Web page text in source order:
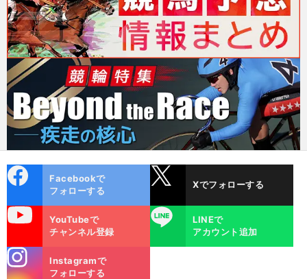
ok
Facebookで
フォローする
Xでフォローする
YouTubeで
チャンネル登録
LINE
LINEで
アカウント追加
m
Instagramで
フォローする